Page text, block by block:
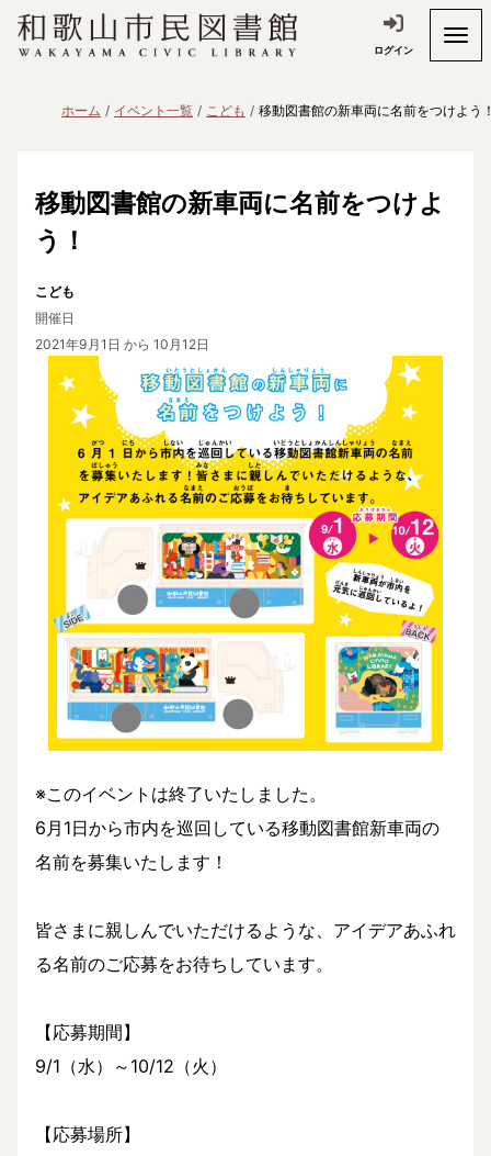
ログイン
ホーム イベント一覧 こども 移動図書館の新車両に名前をつけよう
移動図書館の新車両に名前をつけよ
う！
こども
開催日
2021年9月1日 から 10月12日
※このイベントは終了いたしました。
6月1日から市内を巡回している移動図書館新車両の
名前を募集いたします！
皆さまに親しんでいただけるような、アイデアあふれ
る名前のご応募をお待ちしています。
【応募期間】
9/1（水）～10/12（火）
【応募場所】